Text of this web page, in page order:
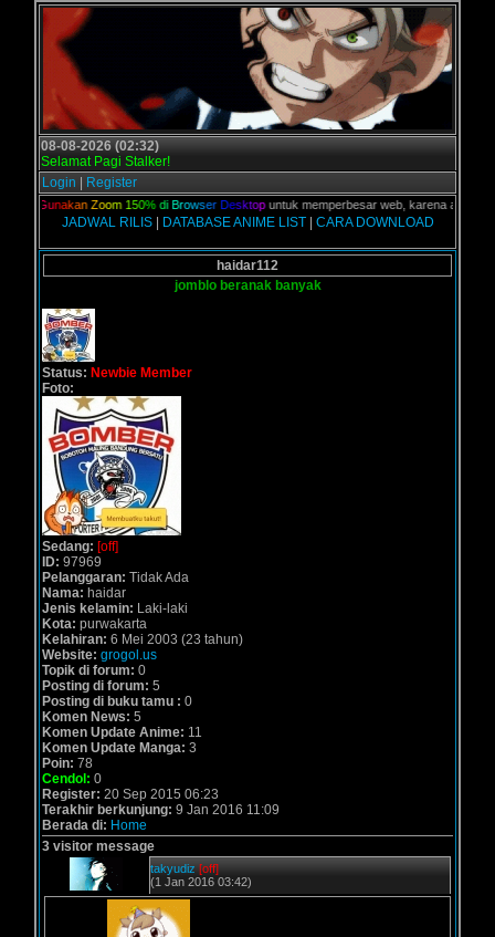
08-08-2026 (02:32)
Selamat Pagi Stalker!
Login
Register
nakan Zoom 15 0% di Br owser Desktopuntuk memperbesar web, karena aslinya
JADWAL RILIS| DATABASE ANIME LIST| CARA DOWNLOAD
haidar112
jomblo beranak banyak
Status: Newbie Member
Foto:
Sedang: [off]
ID: 97969
Pelanggaran: Tidak Ada
Nama: haidar
Jenis kelamin: Laki-laki
Kota: purwakarta
Kelahiran: 6 Mei 2003 (23 tahun)
Website: grogol.us
Topik di forum: 0
Posting di forum: 5
Posting di buku tamu : 0
Komen News: 5
Komen Update Anime: 11
Komen Update Manga: 3
Poin: 78
Cendol: 0
Register: 20 Sep 2015 06:23
Terakhir berkunjung: 9 Jan 2016 11:09
Berada di: Home
3 visitor message
takyudiz [off]
(1 Jan 2016 03:42)